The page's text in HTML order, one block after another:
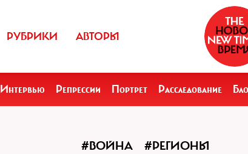
РУБРИКИ АВТОРЫ
Интервью Репрессии Портрет Расследование
#ВОЙНА #РЕГИОНЫ